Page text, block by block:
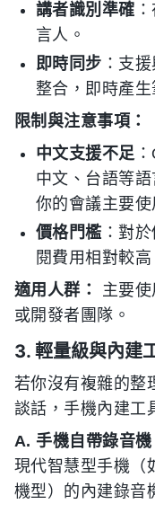
講者識別準確
言人。
即時同步 ：支
整合，即時產生
限制與注意事項：
中文支援不足：
中文、台語等
你的會議主要使
價格門檻 ：對
閱費用相對較高
適用人群：
主要
或開發者團隊。
3. 輕量級與內建
若你沒有複雜的整
談話，手機內建工
A. 手機自帶錄音機
現代智慧型手機（
機型）的內建錄音